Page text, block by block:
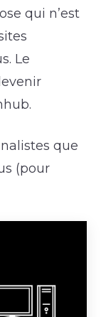
qui n’est
Le
que
(pour